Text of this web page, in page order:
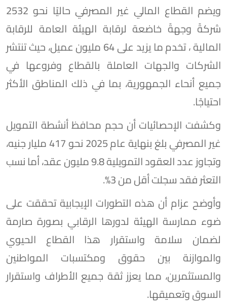
ويضم القطاع المالي غير المصرفي حاليًا نحو 2532
شركةً وجهةً خاضعة لرقابة الهيئة العامة للرقابة
المالية ، تخدم ما يزيد على 64 مليون عميل، حيث تنتشر
الشركات والجهات العاملة بالقطاع وفروعها في
جميع أنحاء الجمهورية، بما في ذلك المناطق الأكثر
احتياجًا.
وكشفت الإحصائيات أن حجم محافظ أنشطة التمويل
غير المصرفي بلغ بنهاية عام 2025 نحو 417 مليار جنيه،
وتجاوز عدد العقود التمويلية 9.8 مليون عقد، أما نسب
التعثر فقد سجلت أقل من 3%.
وأوضح عزام أن هذه التطورات الإيجابية تحققت على
ضوء ممارسة الهيئة لدورها الرقابي بصورة صارمة
لضمان سلامة واستقرار هذا القطاع الحيوي
والموازنة بين حقوق ومكتسبات المواطنين
والمستثمرين، مما يعزز ثقة جميع الأطراف واستقرار
السوق وتعميقها.